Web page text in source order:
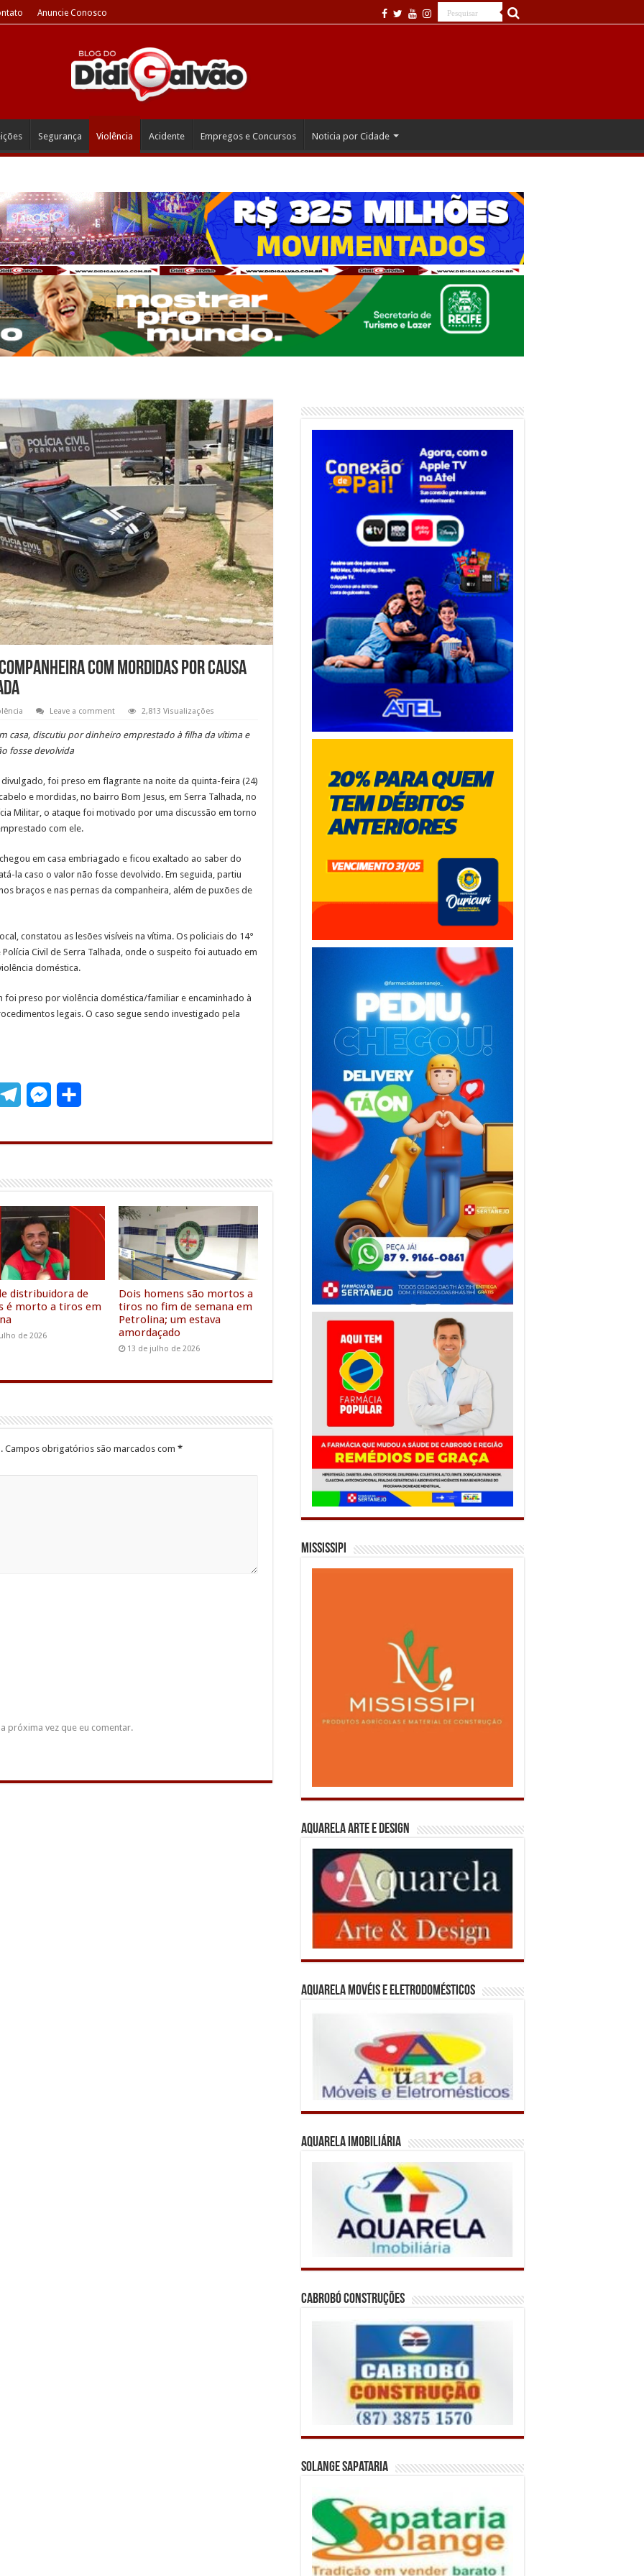
Anuncie Conosco
Segurança Violência Acidente Empregos e Concursos Noticia por Cidade
com mordidas por causa
Leave a comment 2,813 Visualizações
casa, discutiu por dinheiro emprestado à filha da vítima e
fosse devolvida
foi preso em flagrante na noite da quinta-feira (24)
e mordidas, no bairro Bom Jesus, em Serra Talhada, no
Militar, o ataque foi motivado por uma discussão em torno
com ele.
em casa embriagado e ficou exaltado ao saber do
la caso o valor não fosse devolvido. Em seguida, partiu
braços e nas pernas da companheira, além de puxões de
constatou as lesões visíveis na vítima. Os policiais do 14°
Civil de Serra Talhada, onde o suspeito foi autuado em
doméstica.
foi preso por violência doméstica/familiar e encaminhado à
legais. O caso segue sendo investigado pela
l
g
r
a
m
s
e
n
g
e
r
a
e
distribuidora de
é morto a tiros em
de 2026
Dois homens são mortos a
tiros no fim de semana em
Petrolina; um estava
amordaçado
13 de julho de 2026
Campos obrigatórios são marcados com *
próxima vez que eu comentar.
Mississipi
Aquarela Arte e Design
Aquarela Movéis e Eletrodomésticos
Aquarela Imobiliária
Cabrobó Construções
Solange Sapataria